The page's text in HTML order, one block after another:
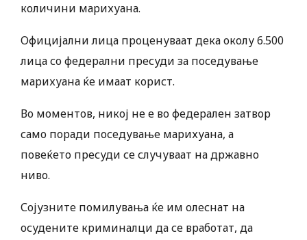
количини марихуана.
Официјални лица проценуваат дека околу 6.500
лица со федерални пресуди за поседување
марихуана ќе имаат корист.
Во моментов, никој не е во федерален затвор
само поради поседување марихуана, а
повеќето пресуди се случуваат на државно
ниво.
Сојузните помилувања ќе им олеснат на
осудените криминалци да се вработат, да